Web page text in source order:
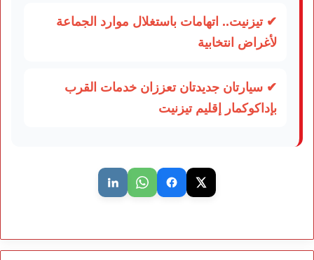
✔ تيزنيت.. اتهامات باستغلال موارد الجماعة
لأغراض انتخابية
✔ سيارتان جديدتان تعززان خدمات القرب
بإداكوكمار إقليم تيزنيت